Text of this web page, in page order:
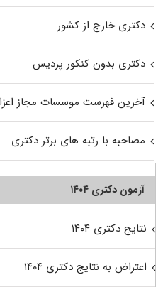
دکتری خارج از کشور
دکتری بدون کنکور پردیس
آخرین فهرست موسسات مجاز
مصاحبه با رتبه های برتر دکتری
آزمون دکتری ۱۴۰۴
نتایج دکتری ۱۴۰۴
اعتراض به نتایج دکتری ۱۴۰۴